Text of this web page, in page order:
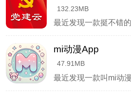
功能介绍
创作者能开通会员订阅制，设置
餐。比如10元档看基础更新，
100元档还能获得创作过程解析
132.23MB
mi动漫App
47.91MB